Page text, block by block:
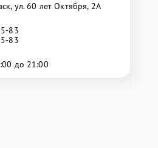
ул. 60 лет Октября, 2А
83
83
до 21:00